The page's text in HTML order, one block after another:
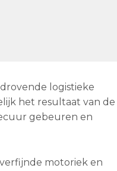
logistieke
het resultaat van de
gebeuren en
motoriek en